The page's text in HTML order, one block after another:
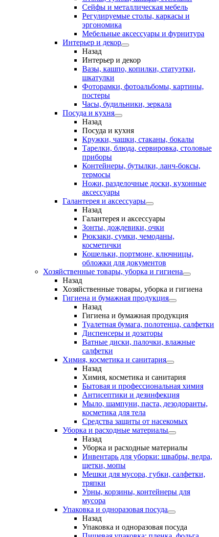
Сейфы и металлическая мебель
Регулируемые столы, каркасы и
эргономика
Мебельные аксессуары и фурнитура
Интерьер и декор
Назад
Интерьер и декор
Вазы, кашпо, копилки, статуэтки,
шкатулки
Фоторамки, фотоальбомы, картины,
постеры
Часы, будильники, зеркала
Посуда и кухня
Назад
Посуда и кухня
Кружки, чашки, стаканы, бокалы
Тарелки, блюда, сервировка, столовые
приборы
Контейнеры, бутылки, ланч-боксы,
термосы
Ножи, разделочные доски, кухонные
аксессуары
Галантерея и аксессуары
Назад
Галантерея и аксессуары
Зонты, дождевики, очки
Рюкзаки, сумки, чемоданы,
косметички
Кошельки, портмоне, ключницы,
обложки для документов
Хозяйственные товары, уборка и гигиена
Назад
Хозяйственные товары, уборка и гигиена
Гигиена и бумажная продукция
Назад
Гигиена и бумажная продукция
Туалетная бумага, полотенца, салфетки
Диспенсеры и дозаторы
Ватные диски, палочки, влажные
салфетки
Химия, косметика и санитария
Назад
Химия, косметика и санитария
Бытовая и профессиональная химия
Антисептики и дезинфекция
Мыло, шампуни, паста, дезодоранты,
косметика для тела
Средства защиты от насекомых
Уборка и расходные материалы
Назад
Уборка и расходные материалы
Инвентарь для уборки: швабры, ведра,
щетки, мопы
Мешки для мусора, губки, салфетки,
тряпки
Урны, корзины, контейнеры для
мусора
Упаковка и одноразовая посуда
Назад
Упаковка и одноразовая посуда